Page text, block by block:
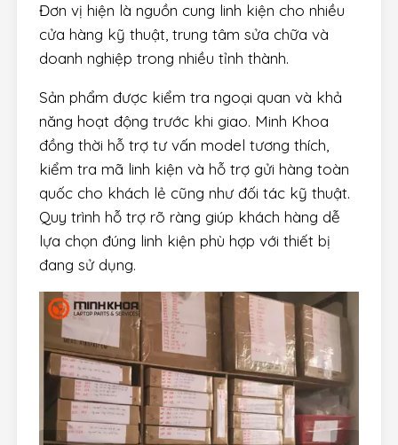
Đơn vị hiện là nguồn cung linh kiện cho nhiều
cửa hàng kỹ thuật, trung tâm sửa chữa và
doanh nghiệp trong nhiều tỉnh thành.
Sản phẩm được kiểm tra ngoại quan và khả
năng hoạt động trước khi giao. Minh Khoa
đồng thời hỗ trợ tư vấn model tương thích,
kiểm tra mã linh kiện và hỗ trợ gửi hàng toàn
quốc cho khách lẻ cũng như đối tác kỹ thuật.
Quy trình hỗ trợ rõ ràng giúp khách hàng dễ
lựa chọn đúng linh kiện phù hợp với thiết bị
đang sử dụng.